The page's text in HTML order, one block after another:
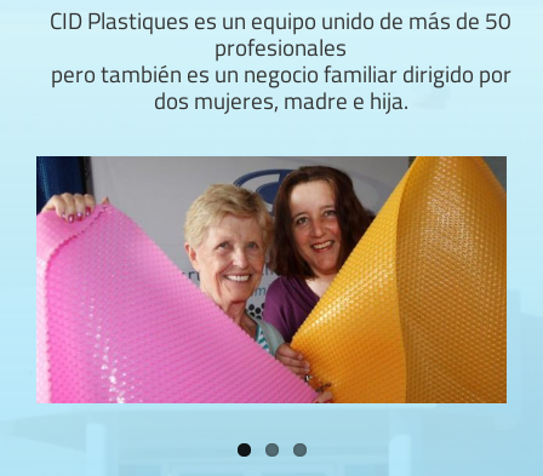
CID Plastiques es un equipo unido de más de 50
profesionales
pero también es un negocio familiar dirigido por
dos mujeres, madre e hija.